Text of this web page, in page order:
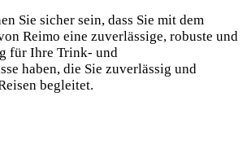
Sie sicher sein, dass Sie mit dem
Reimo eine zuverlässige, robuste und
für Ihre Trink- und
haben, die Sie zuverlässig und
begleitet.